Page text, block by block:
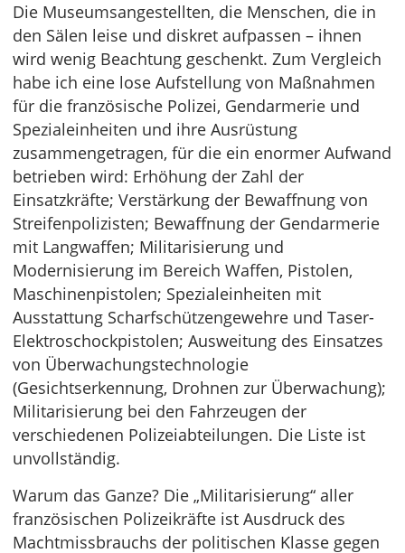
Die Museumsangestellten, die Menschen, die in
den Sälen leise und diskret aufpassen – ihnen
wird wenig Beachtung geschenkt. Zum Vergleich
habe ich eine lose Aufstellung von Maßnahmen
für die französische Polizei, Gendarmerie und
Spezialeinheiten und ihre Ausrüstung
zusammengetragen, für die ein enormer Aufwand
betrieben wird: Erhöhung der Zahl der
Einsatzkräfte; Verstärkung der Bewaffnung von
Streifenpolizisten; Bewaffnung der Gendarmerie
mit Langwaffen; Militarisierung und
Modernisierung im Bereich Waffen, Pistolen,
Maschinenpistolen; Spezialeinheiten mit
Ausstattung Scharfschützengewehre und Taser-
Elektroschockpistolen; Ausweitung des Einsatzes
von Überwachungstechnologie
(Gesichtserkennung, Drohnen zur Überwachung);
Militarisierung bei den Fahrzeugen der
verschiedenen Polizeiabteilungen. Die Liste ist
unvollständig.
Warum das Ganze? Die „Militarisierung“ aller
französischen Polizeikräfte ist Ausdruck des
Machtmissbrauchs der politischen Klasse gegen